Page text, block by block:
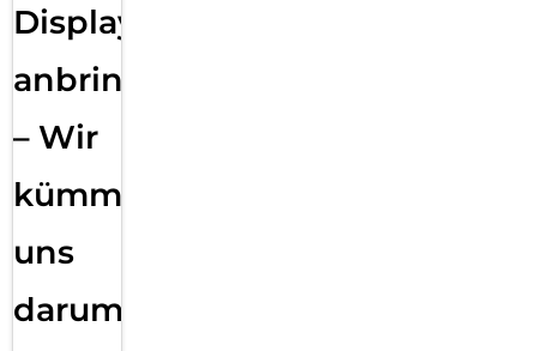
Displayfolie
anbringen
– Wir
kümmern
uns
darum!